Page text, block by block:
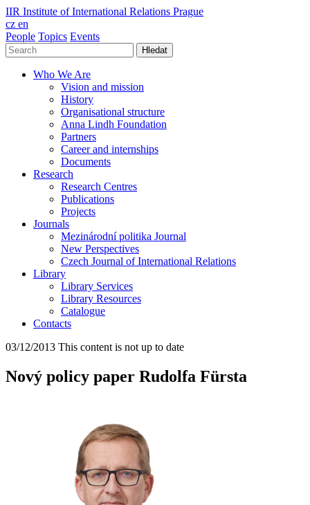
IIR Institute of International Relations Prague
cz en
People Topics Events
Hledat
Who We Are
Vision and mission
History
Organisational structure
Anna Lindh Foundation
Partners
Career and internships
Documents
Research
Research Centres
Publications
Projects
Journals
Mezinárodní politika Journal
New Perspectives
Czech Journal of International Relations
Library
Library Services
Library Resources
Catalogue
Contacts
03/12/2013 This content is not up to date
Nový policy paper Rudolfa Fürsta